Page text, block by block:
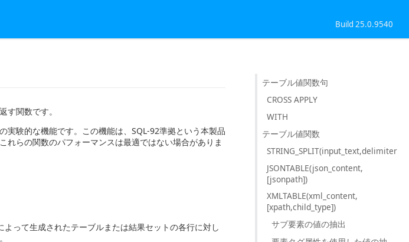
Build 25.0.9540
す関数です。
実験的な機能です。この機能は、SQL-92準拠という本製品
れらの関数のパフォーマンスは最適ではない場合がありま
よって生成されたテーブルまたは結果セットの各行に対し
テーブル値関数句
CROSS APPLY
WITH
テーブル値関数
STRING_SPLIT(input_text,delimiter)
JSONTABLE(json_content,
[jsonpath])
XMLTABLE(xml_content,
[xpath,child_type])
サブ要素の値の抽出